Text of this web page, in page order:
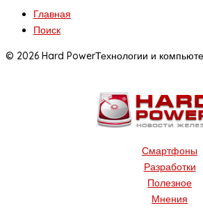
Главная
Поиск
© 2026 Hard PowerТехнологии и
Смартфоны
Разработки
Полезное
Мнения